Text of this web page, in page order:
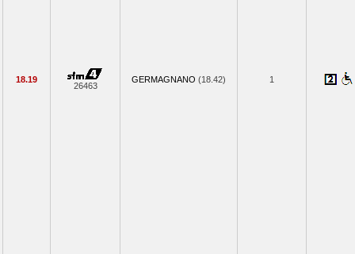
18.19
26463
GERMAGNANO (18.42) 1